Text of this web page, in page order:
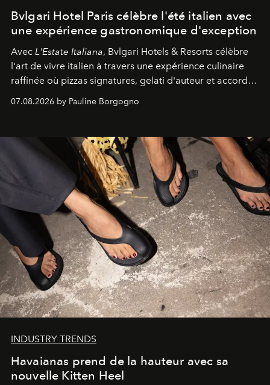
Bvlgari Hotel Paris célèbre l'été italien avec
une expérience gastronomique d'exception
Avec L'Estate Italiana, Bvlgari Hotels & Resorts célèbre
l'art de vivre italien à travers une expérience culinaire
raffinée où pizzas signatures, gelati d'auteur et accords
07.08.2026 by Pauline Borgogno
INDUSTRY TRENDS
Havaianas prend de la hauteur avec sa
nouvelle Kitten Heel